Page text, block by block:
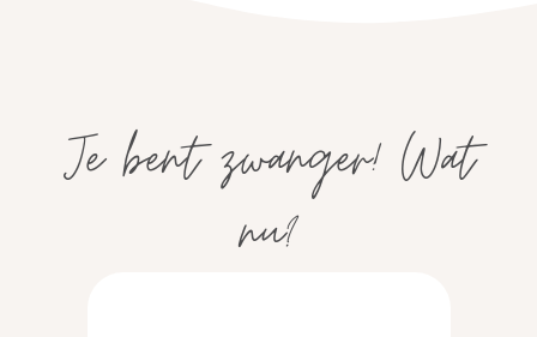
Je bent zwanger! Wat
nu?